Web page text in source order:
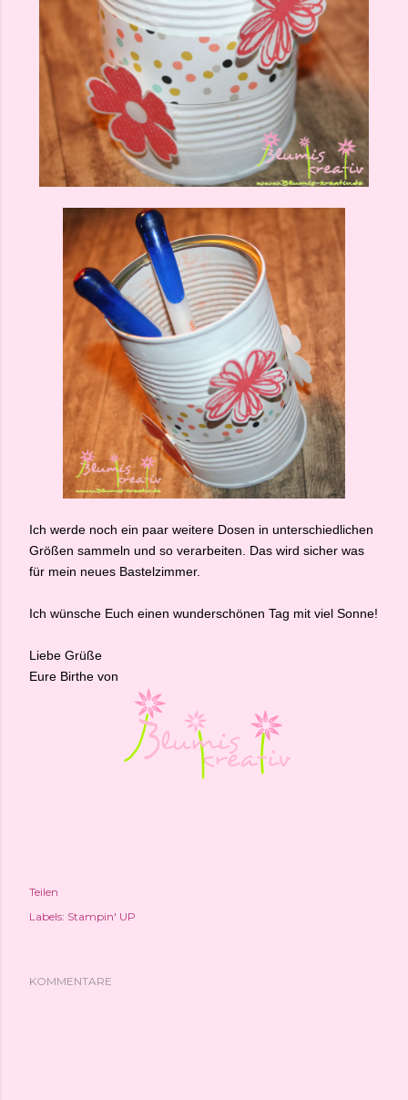
Ich werde noch ein paar weitere Dosen in unterschiedlichen
Größen sammeln und so verarbeiten. Das wird sicher was
für mein neues Bastelzimmer.
Ich wünsche Euch einen wunderschönen Tag mit viel Sonne!
Liebe Grüße
Eure Birthe von
Teilen
Labels: Stampin' UP
KOMMENTARE